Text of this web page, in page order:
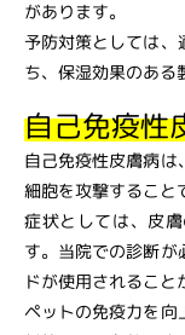
があります。
予防対策としては、
ち、保湿効果のある
自己免疫性
自己免疫性皮膚病
細胞を攻撃すること
症状としては、皮
す。当院での診断が
ドが使用されること
ペットの免疫力を向